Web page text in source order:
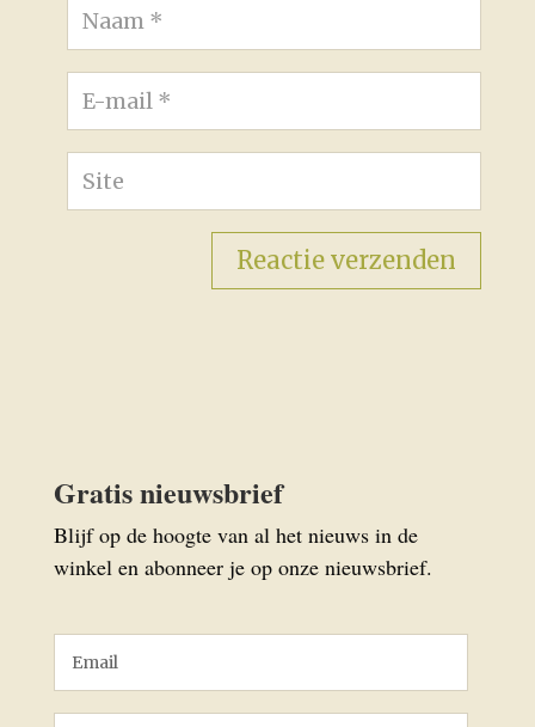
Gratis nieuwsbrief
Blijf op de hoogte van al het nieuws in de
winkel en abonneer je op onze nieuwsbrief.